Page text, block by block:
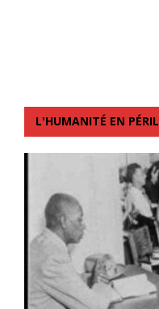
L'HUMANITÉ EN PÉRIL